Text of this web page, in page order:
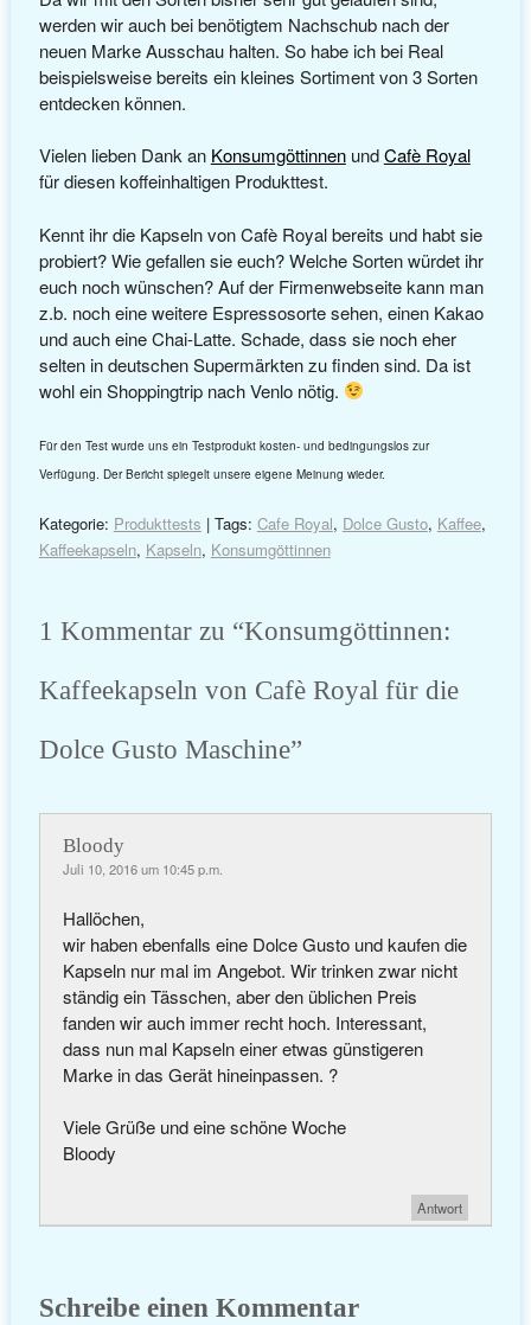
werden wir auch bei benötigtem Nachschub nach der
neuen Marke Ausschau halten. So habe ich bei Real
beispielsweise bereits ein kleines Sortiment von 3 Sorten
entdecken können.
Vielen lieben Dank an KonsumgöttinnenundCafè Royal
für diesen koffeinhaltigen Produkttest.
Kennt ihr die Kapseln von Cafè Royal bereits und habt sie
probiert? Wie gefallen sie euch? Welche Sorten würdet ihr
euch noch wünschen? Auf der Firmenwebseite kann man
z.b. noch eine weitere Espressosorte sehen, einen Kakao
und auch eine Chai-Latte. Schade, dass sie noch eher
selten in deutschen Supermärkten zu finden sind. Da ist
wohl ein Shoppingtrip nach Venlo nötig.
Für den Test wurde uns ein Testprodukt kosten- und bedingungslos zur
Verfügung. Der Bericht spiegelt unsere eigene Meinung wieder.
Kategorie: Produkttests | Tags: Cafe Royal, Dolce Gusto, Kaffee,
Kaffeekapseln, Kapseln, Konsumgöttinnen
1 Kommentar zu “Konsumgöttinnen:
Kaffeekapseln von Cafè Royal für die
Dolce Gusto Maschine”
Bloody
Juli 10, 2016 um 10:45 p.m.
Hallöchen,
wir haben ebenfalls eine Dolce Gusto und kaufen die
Kapseln nur mal im Angebot. Wir trinken zwar nicht
ständig ein Tässchen, aber den üblichen Preis
fanden wir auch immer recht hoch. Interessant,
dass nun mal Kapseln einer etwas günstigeren
Marke in das Gerät hineinpassen. ?
Viele Grüße und eine schöne Woche
Bloody
Antwort
Schreibe einen Kommentar